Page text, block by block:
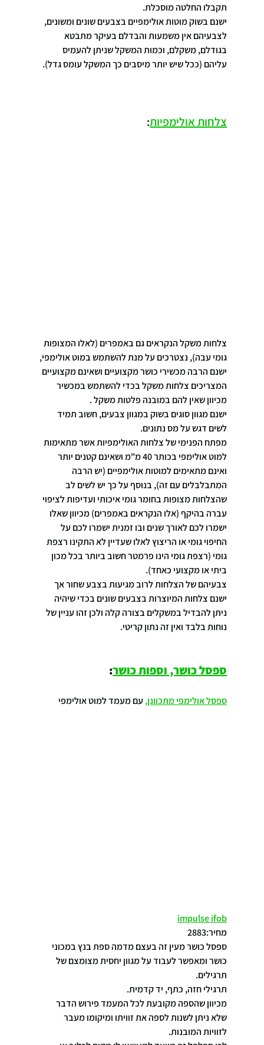
תקבלו החלטה מוסכלת.
ישנם בשוק מוטות אולימפיים בצבעים שונים ומשונים,
לצבעיהם אין משמעות והבדלם בעיקר מתבטא
בגודלם, משקלם, וכמות המשקל שניתן להעמיס
עליהם (ככל שיש יותר מיסבים כך המשקל עומס גדל).
צלחות אולימפיות:
צלחות משקל הנקראים גם באמפרים (לאלו המצופות
גומי עבה), נצטרכים על מנת להשתמש במוט אולימפי,
ישנם הרבה מכשירי כושר מקצועיים ושאינם מקצועיים
המצריכים צלחות משקל בכדי להשתמש במכשיר
מכיוון שאין להם במובנה פלטות משקל .
ישנם מגוון סוגים בשוק במגוון צבעים, חשוב תמיד
לשים דגש על מס נתונים.
מפתח הפנימי של צלחות האולימפיות אשר מתאימות
למוט אולימפי בכותר 40 מ"מ ושאינם קטנים יותר
ואינם מתאימים למוטות אולימפיים (יש הרבה
המתבלבלים עם זה), בנוסף על כך יש לשים לב
שהצלחות מצופות בחומר גומי איכותי ועדיפות לציפוי
עברה בהיקף (אלו הנקראים באמפרים) מכיוון שאלו
ישמרו לכם לאורך שנים ובו זמנית ישמרו לכם על
החיפוי גומי או הריצוץ לאלו שעדיין לא התקינו רצפת
גומי (רצפת גומי הינו פרמטר חשוב ביותר בכל מכון
ביתי או מקצועי כאחד).
צבעיהם של הצלחות לרוב מגיעות בצבע שחור אך
ישנם צלחות המיוצרות בצבעים שונים בכדי שיהיה
ניתן להבדיל במשקלים בצורה קלה ולכן זהו עניין של
נוחות בלבד ואין זה נתון קריטי.
ספסל כושר, וספות כושר:
ספסל אולימפי מתכוונן, עם מעמד למוט אולימפי
impulse ifob
מחיר:2883
ספסל כושר מעין זה בעצם מדמה ספת בנץ במכוני
כושר ומאפשר לעבוד על מגוון יחסית מצומצם של
תרגילים.
תרגילי חזה, כתף, יד קדמית.
מכיוון שהספה מקובעת לכל המעמד פירוש הדבר
שלא ניתן לשנות לספה את זוויתו ומיקומו מעבר
לזוויות המובנות.